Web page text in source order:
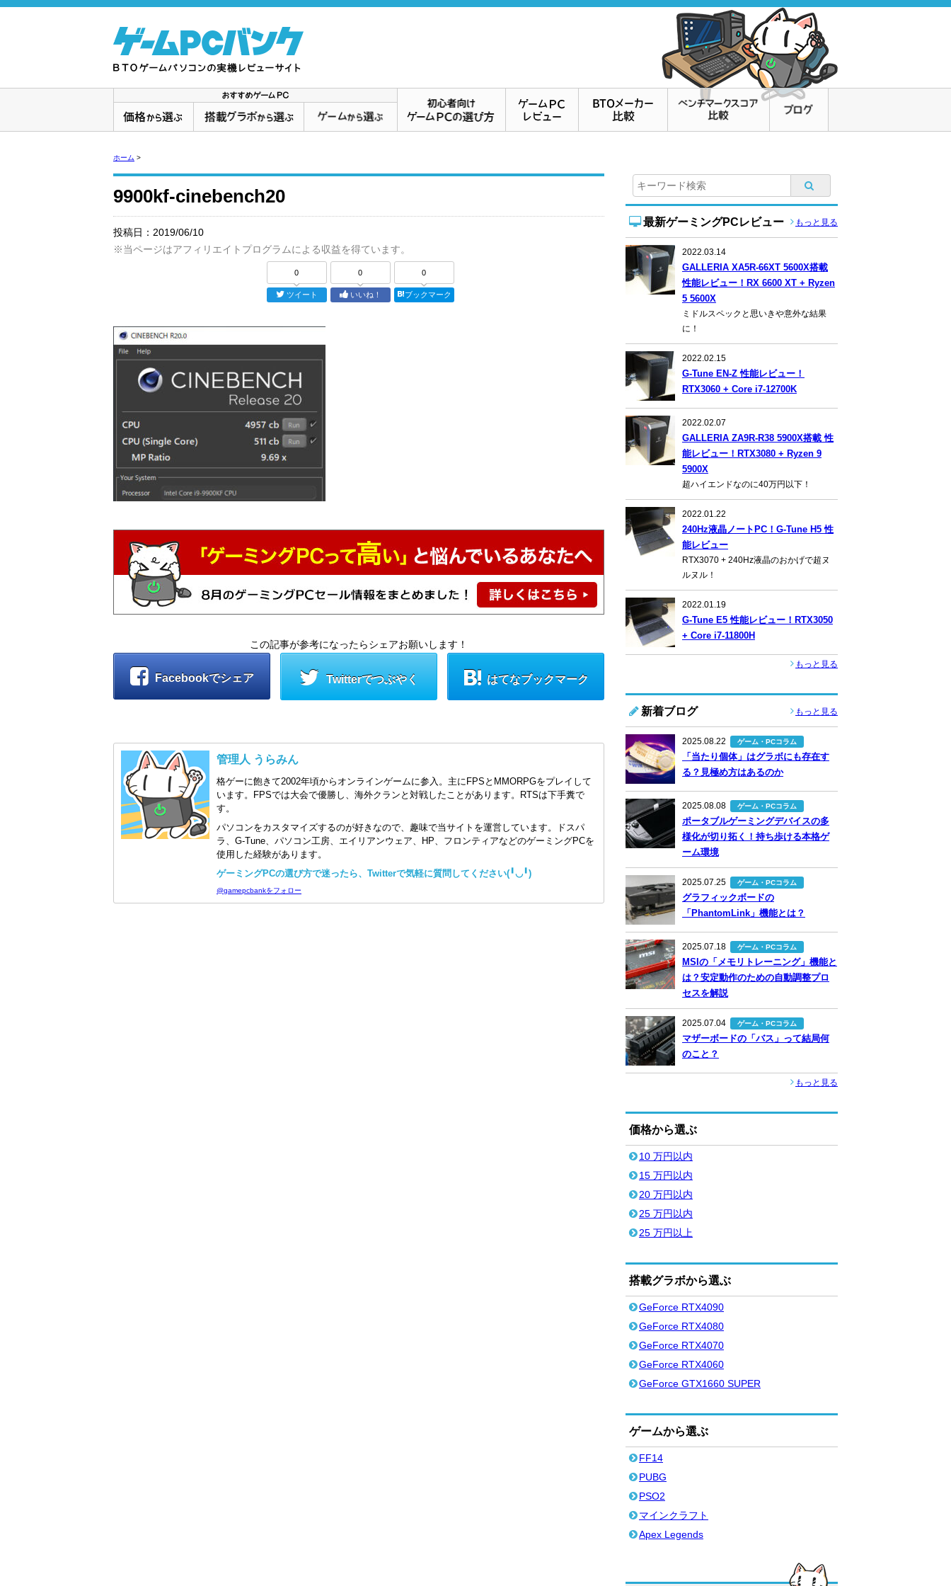
ホーム >
9900kf-cinebench20
投稿日： 2019/06/10
※当ページはアフィリエイトプログラムによる収益を得ています。
0
ツイート
0
いいね！
0
ブックマーク
この記事が参考になったらシェアお願いします！
Facebookでシェア Twitterでつぶやく はてなブックマーク
管理人 うらみん
格ゲーに飽きて2002年頃からオンラインゲームに参入。主にFPSとMMORPGをプレイして
います。FPSでは大会で優勝し、海外クランと対戦したことがあります。RTSは下手糞で
す。
パソコンをカスタマイズするのが好きなので、趣味で当サイトを運営しています。ドスパ
ラ、G-Tune、パソコン工房、エイリアンウェア、HP、フロンティアなどのゲーミングPCを
使用した経験があります。
ゲーミングPCの選び方で迷ったら、Twitterで気軽に質問してください(╹◡╹)
@gamepcbankをフォロー
最新ゲーミングPCレビュー もっと見る
2022.03.14
GALLERIA XA5R-66XT 5600X搭載
性能レビュー！RX 6600 XT + Ryzen
5 5600X
ミドルスペックと思いきや意外な結果
に！
2022.02.15
G-Tune EN-Z 性能レビュー！
RTX3060 + Core i7-12700K
2022.02.07
GALLERIA ZA9R-R38 5900X搭載 性
能レビュー！RTX3080 + Ryzen 9
5900X
超ハイエンドなのに40万円以下！
2022.01.22
240Hz液晶ノートPC！G-Tune H5 性
能レビュー
RTX3070 + 240Hz液晶のおかげで超ヌ
ルヌル！
2022.01.19
G-Tune E5 性能レビュー！RTX3050
+ Core i7-11800H
もっと見る
新着ブログ もっと見る
2025.08.22 ゲーム・PCコラム
「当たり個体」はグラボにも存在す
る？見極め方はあるのか
2025.08.08 ゲーム・PCコラム
ポータブルゲーミングデバイスの多
様化が切り拓く！持ち歩ける本格ゲ
ーム環境
2025.07.25 ゲーム・PCコラム
グラフィックボードの
「PhantomLink」機能とは？
2025.07.18 ゲーム・PCコラム
MSIの「メモリトレーニング」機能と
は？安定動作のための自動調整プロ
セスを解説
2025.07.04 ゲーム・PCコラム
マザーボードの「バス」って結局何
のこと？
もっと見る
価格から選ぶ
10 万円以内
15 万円以内
20 万円以内
25 万円以内
25 万円以上
搭載グラボから選ぶ
GeForce RTX4090
GeForce RTX4080
GeForce RTX4070
GeForce RTX4060
GeForce GTX1660 SUPER
ゲームから選ぶ
FF14
PUBG
PSO2
マインクラフト
Apex Legends